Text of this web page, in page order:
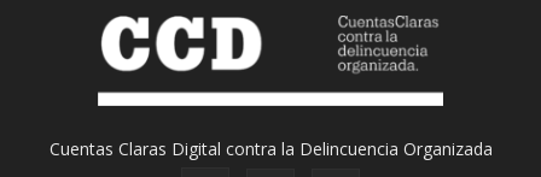
Cuentas Claras Digital contra la Delincuencia Organizada